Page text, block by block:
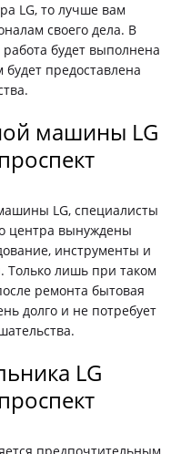
LG, то лучше вам
своего дела. В
будет выполнена
предоставлена
машины LG
LG, специалисты
центра вынуждены
инструменты и
Только лишь при таком
ремонта бытовая
долго и не потребует
LG